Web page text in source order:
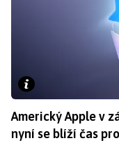
Americký Apple v
nyní se blíží čas